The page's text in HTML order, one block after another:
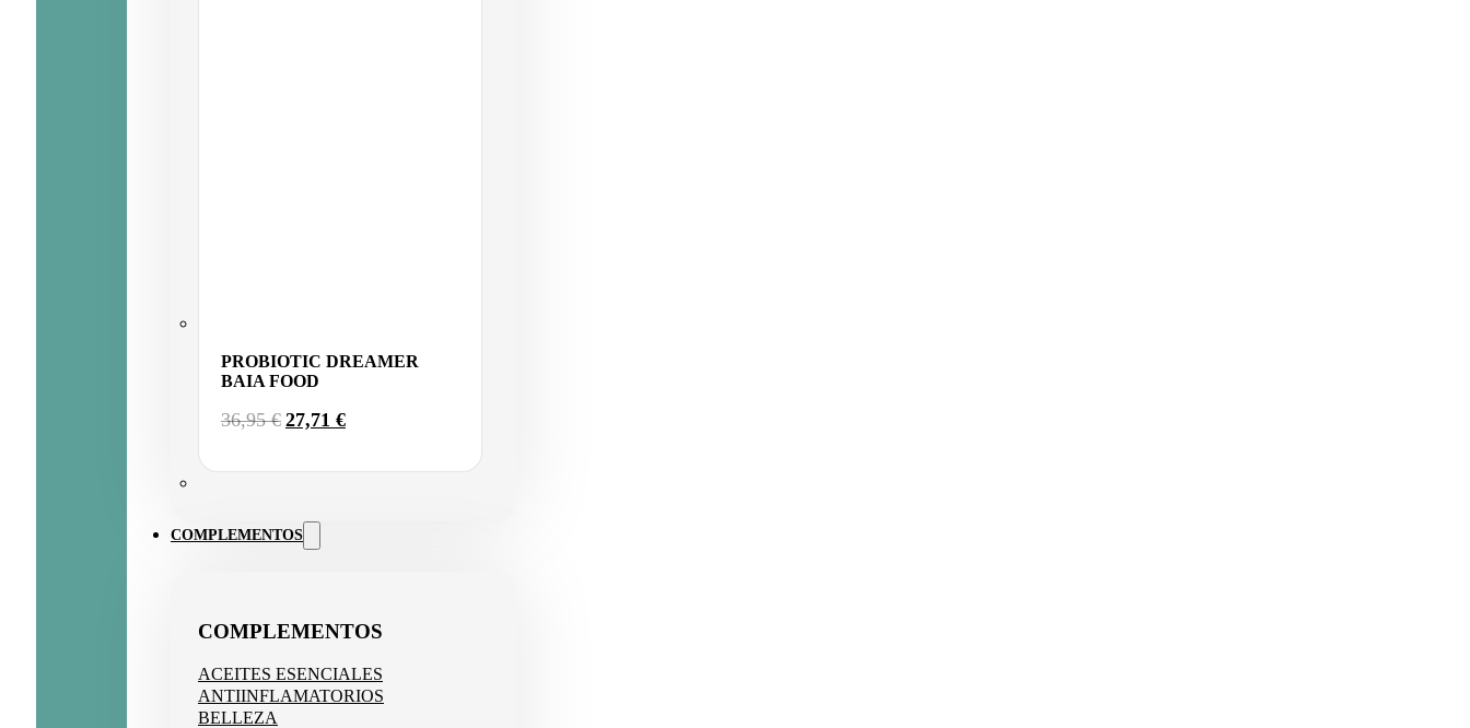
PROBIOTIC DREAMER
BAIA FOOD
36,95€ EL
27,71 €EL
COMPLEMENTOS
COMPLEMENTOS
ACEITES ESENCIALES
ANTIINFLAMATORIOS
BELLEZA